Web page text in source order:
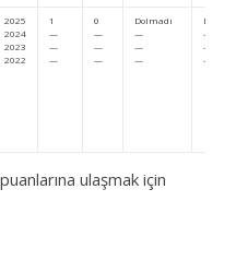
2025
2024
2023
2022
1
—
—
—
0
—
—
—
Dolmadı
—
—
—
—
—
—
ulaşmak için